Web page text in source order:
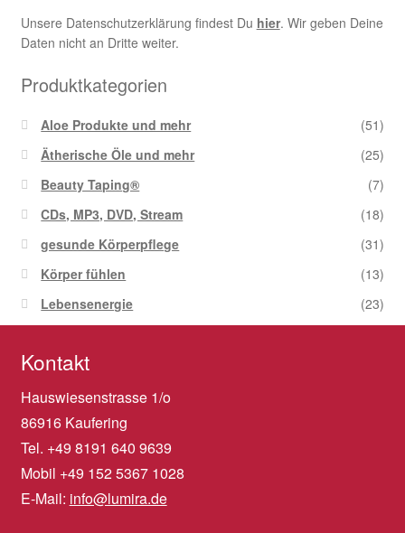
Unsere Datenschutzerklärung findest Du hier. Wir geben Deine
Daten nicht an Dritte weiter.
Produktkategorien
Aloe Produkte und mehr
(51)
Ätherische Öle und mehr
(25)
Beauty Taping®
(7)
CDs, MP3, DVD, Stream
(18)
gesunde Körperpflege
(31)
Körper fühlen
(13)
Lebensenergie
(23)
Kontakt
Hauswiesenstrasse 1/o
86916 Kaufering
Tel. +49 8191 640 9639
Mobil +49 152 5367 1028
E-Mail: info@lumira.de